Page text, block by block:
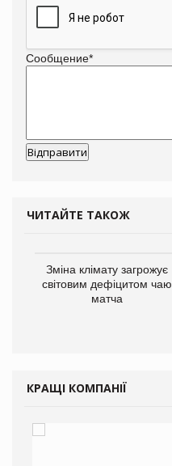
Сообщение*
ЧИТАЙТЕ ТАКОЖ
Зміна клімату загрожує
світовим дефіцитом чаю
матча
КРАЩІ КОМПАНІЇ